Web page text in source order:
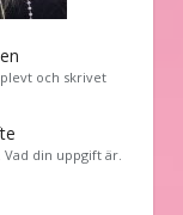
och skrivet
din uppgift är.